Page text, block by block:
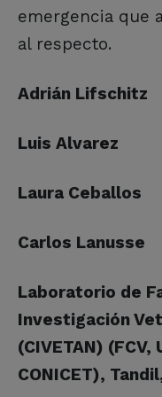
emergencia que
al respecto.
Adrián Lifschitz
Luis Alvarez
Laura Ceballos
Carlos Lanusse
Laboratorio de
Investigación
(CIVETAN) (FCV,
CONICET),